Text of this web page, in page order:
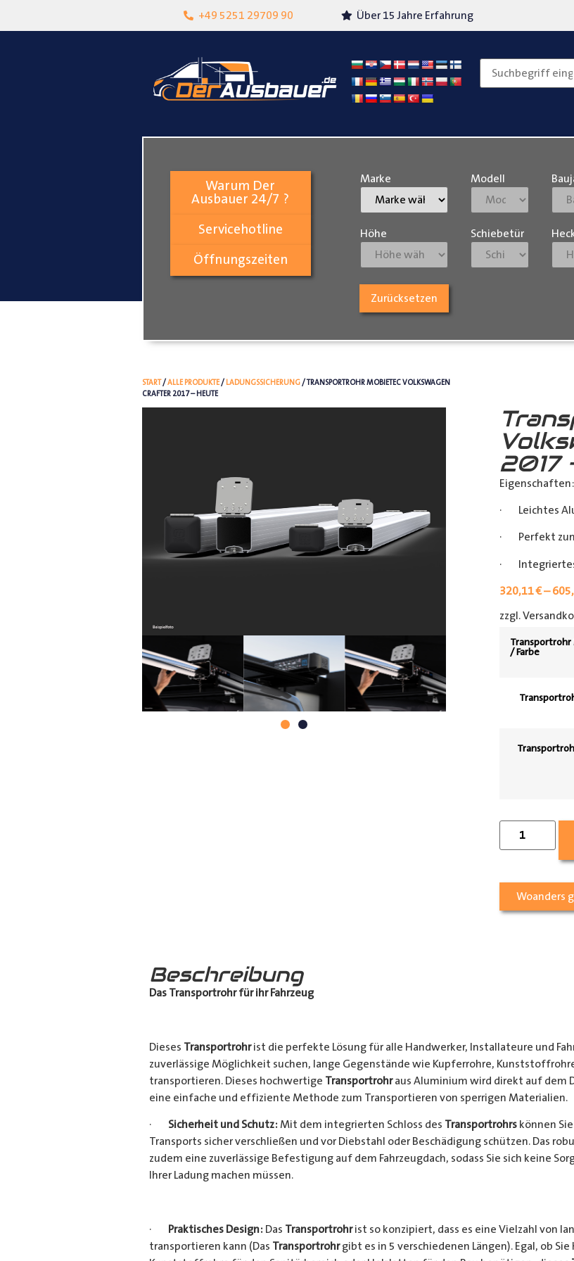
+49 5251 29709 90
Lokalgeschäft in Paderborn Über 15 Jahre Erfahrung
Warum Der
Ausbauer 24/7 ?
Servicehotline
Öffnungszeiten
Marke Modell
Höhe Schiebetür
Zurücksetzen
START/ALLE PRODUKTE/ LADUNGSSICHERUNG/ TRANSPORTROHR MOBIETEC VOLKSWAGEN
CRAFTER 2017 – HEUTE
2017
Eigenschaften:
· Leichtes
· Perfekt zum
· Integriertes
320,11€–
zzgl.
Transportrohr
/ Farbe
Woanders
Beschreibung
Das Transportrohr für ihr Fahrzeug
Dieses Transportrohrist die perfekte Lösung für alle Handwerker, Installateure und
zuverlässige Möglichkeit suchen, lange Gegenstände wie Kupferrohre,
transportieren. Dieses hochwertige Transportrohraus Aluminium wird direkt auf dem
eine einfache und effiziente Methode zum Transportieren von sperrigen Materialien.
· Sicherheit und Schutz: Mit dem integrierten Schloss des Transportrohrskönnen
Transports sicher verschließen und vor Diebstahl oder Beschädigung schützen. Das
zudem eine zuverlässige Befestigung auf dem Fahrzeugdach, sodass Sie sich keine
Ihrer Ladung machen müssen.
· Praktisches Design: Das Transportrohrist so konzipiert, dass es eine Vielzahl von
transportieren kann (Das Transportrohrgibt es in 5 verschiedenen Längen). Egal, ob